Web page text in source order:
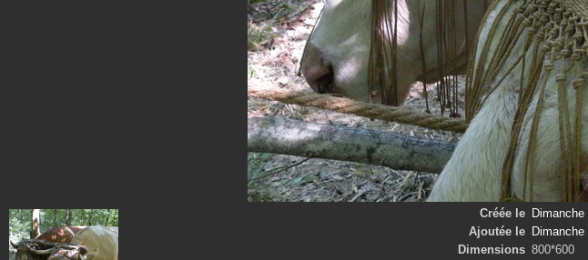
Créée le
Ajoutée le
Dimensions 800*600